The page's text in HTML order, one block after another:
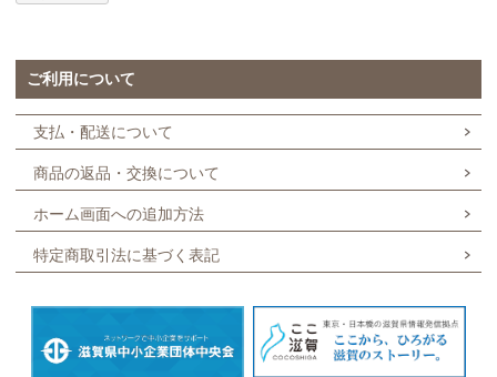
ご利用について
支払・配送について
商品の返品・交換について
ホーム画面への追加方法
特定商取引法に基づく表記